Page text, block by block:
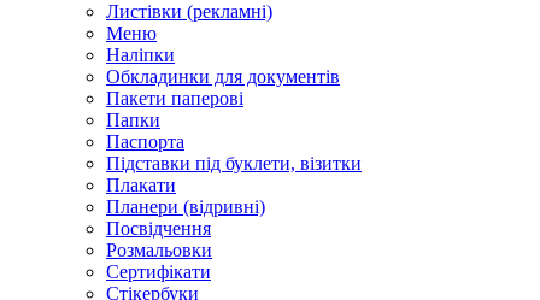
Листівки (рекламні)
Меню
Наліпки
Обкладинки для документів
Пакети паперові
Папки
Паспорта
Підставки під буклети, візитки
Плакати
Планери (відривні)
Посвідчення
Розмальовки
Сертифікати
Стікербуки